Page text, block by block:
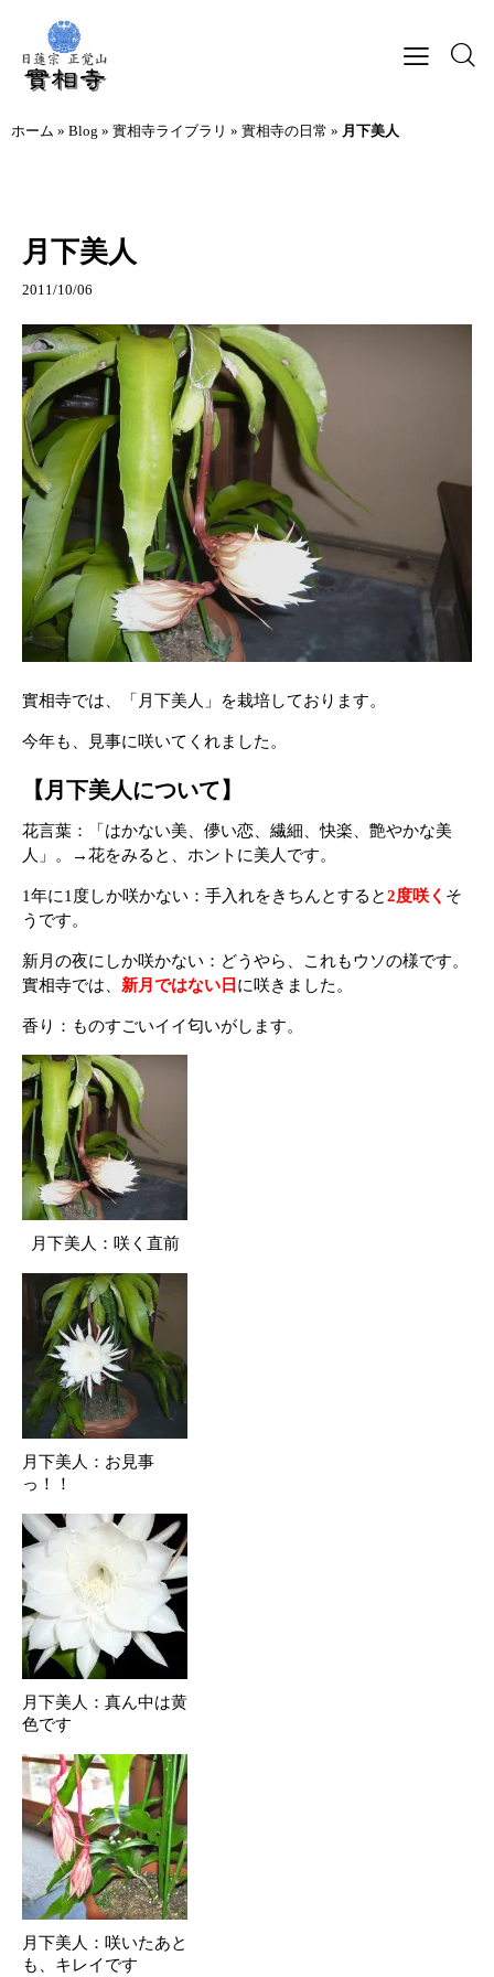
ホーム » Blog » 實相寺ライブラリ » 實相寺の日常 » 月下美人
月下美人
2011/10/06
實相寺では、「月下美人」を栽培しております。
今年も、見事に咲いてくれました。
【月下美人について】
花言葉：「はかない美、儚い恋、繊細、快楽、艶やかな美
人」。→花をみると、ホントに美人です。
1年に1度しか咲かない：手入れをきちんとすると2度咲く そ
うです。
新月の夜にしか咲かない：どうやら、これもウソの様です。
實相寺では、 新月ではない日 に咲きました。
香り：ものすごいイイ匂いがします。
月下美人：咲く直前
月下美人：お見事
っ！！
月下美人：真ん中は黄
色です
月下美人：咲いたあと
も、キレイです